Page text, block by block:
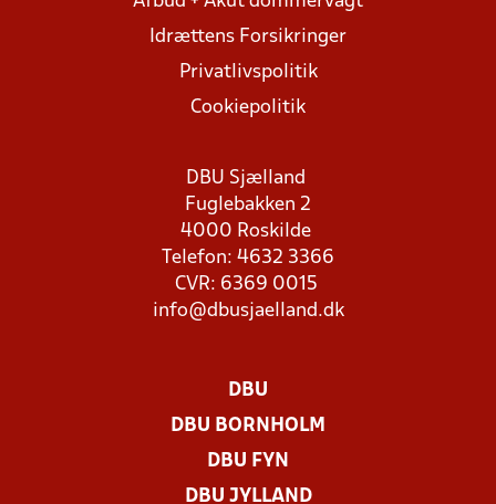
Idrættens Forsikringer
Privatlivspolitik
Cookiepolitik
DBU Sjælland
Fuglebakken 2
4000 Roskilde
Telefon: 4632 3366
CVR: 6369 0015
info@dbusjaelland.dk
DBU
DBU BORNHOLM
DBU FYN
DBU JYLLAND